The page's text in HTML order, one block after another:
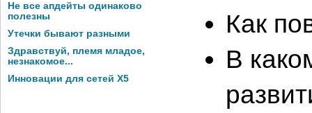
Не все апдейты одинаково
полезны
Утечки бывают разными
Здравствуй, племя младое,
незнакомое...
Инновации для сетей X5
Как
В